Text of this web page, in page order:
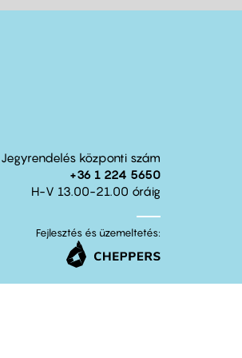
Jegyrendelés központi szám
+36 1 224 5650
H-V 13.00-21.00 óráig
Fejlesztés és üzemeltetés: